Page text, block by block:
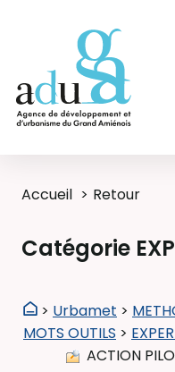
Accueil Retour
Catégorie
> Urbamet >
MOTS OUTILS >
ACTION